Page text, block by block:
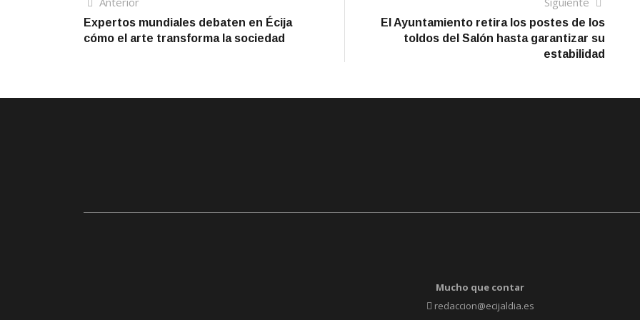
de
anterior
Expertos mundiales debaten en Écija
cómo el arte transforma la sociedad
artículo
El Ayuntamiento retira los postes de los
toldos del Salón hasta garantizar su
estabilidad
Mucho que contar
redaccion@ecijaldia.es